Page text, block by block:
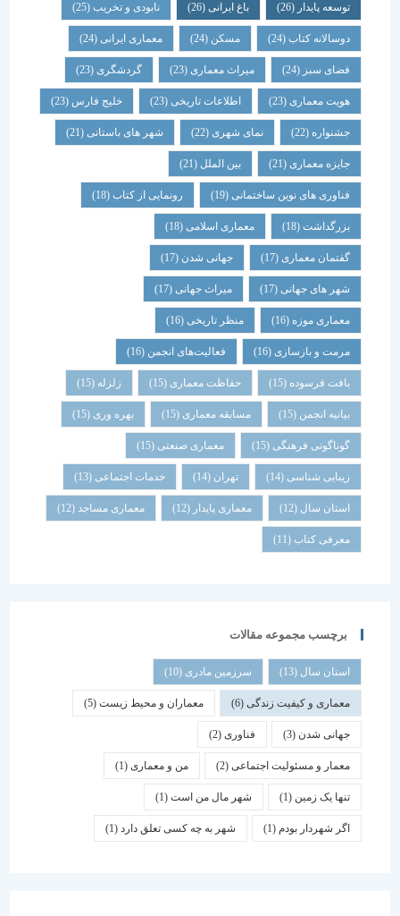
توسعه پایدار(26) باغ ایرانی(26) نابودی و تخریب(25)
دوسالانه کتاب(24) مسکن (24) معماری ایرانی(24)
فضای سبز(24) میراث معماری (23) گردشگری (23)
هویت معماری (23) اطلاعات تاریخی(23) خلیج فارس(23)
جشنواره(22) نمای شهری(22) شهر های باستانی (21)
جایزه معماری (21) بین الملل(21)
فناوری های نوین ساختمانی(19) رونمایی از کتاب (18)
بزرگداشت (18) معماری اسلامی(18)
گفتمان معماری (17) جهانی شدن(17)
شهر های جهانی(17) میراث جهانی(17)
معماری موزه(16) منظر تاریخی (16)
مرمت و بازسازی(16) فعالیت‌های انجمن(16)
بافت فرسوده (15) حفاظت معماری (15) زلزله
بیانیه انجمن(15) مسابقه معماری (15) بهره وری(15)
گوناگونی فرهنگی (15) معماری صنعتی(15)
زیبایی شناسی (14) تهران خدمات اجتماعی (13)
استان سال(12) معماری پایدار (12) معماری مساجد(12)
معرفی کتاب(11)
برچسب مجموعه مقالات
استان سال(13) سرزمین مادری(10)
معماری و کیفیت زندگی(6) معماران و محیط زیست(5)
جهانی شدن(3) فناوری (2)
معمار و مسئولیت اجتماعی (2) من و معماری (1)
تنها یک زمین(1) شهر مال من است(1)
اگر شهردار بودم (1) شهر به چه کسی تعلق دارد(1)